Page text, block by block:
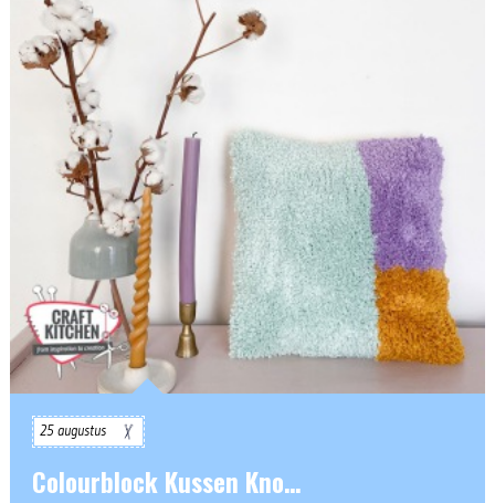
25 augustus
Colourblock Kussen Kno…